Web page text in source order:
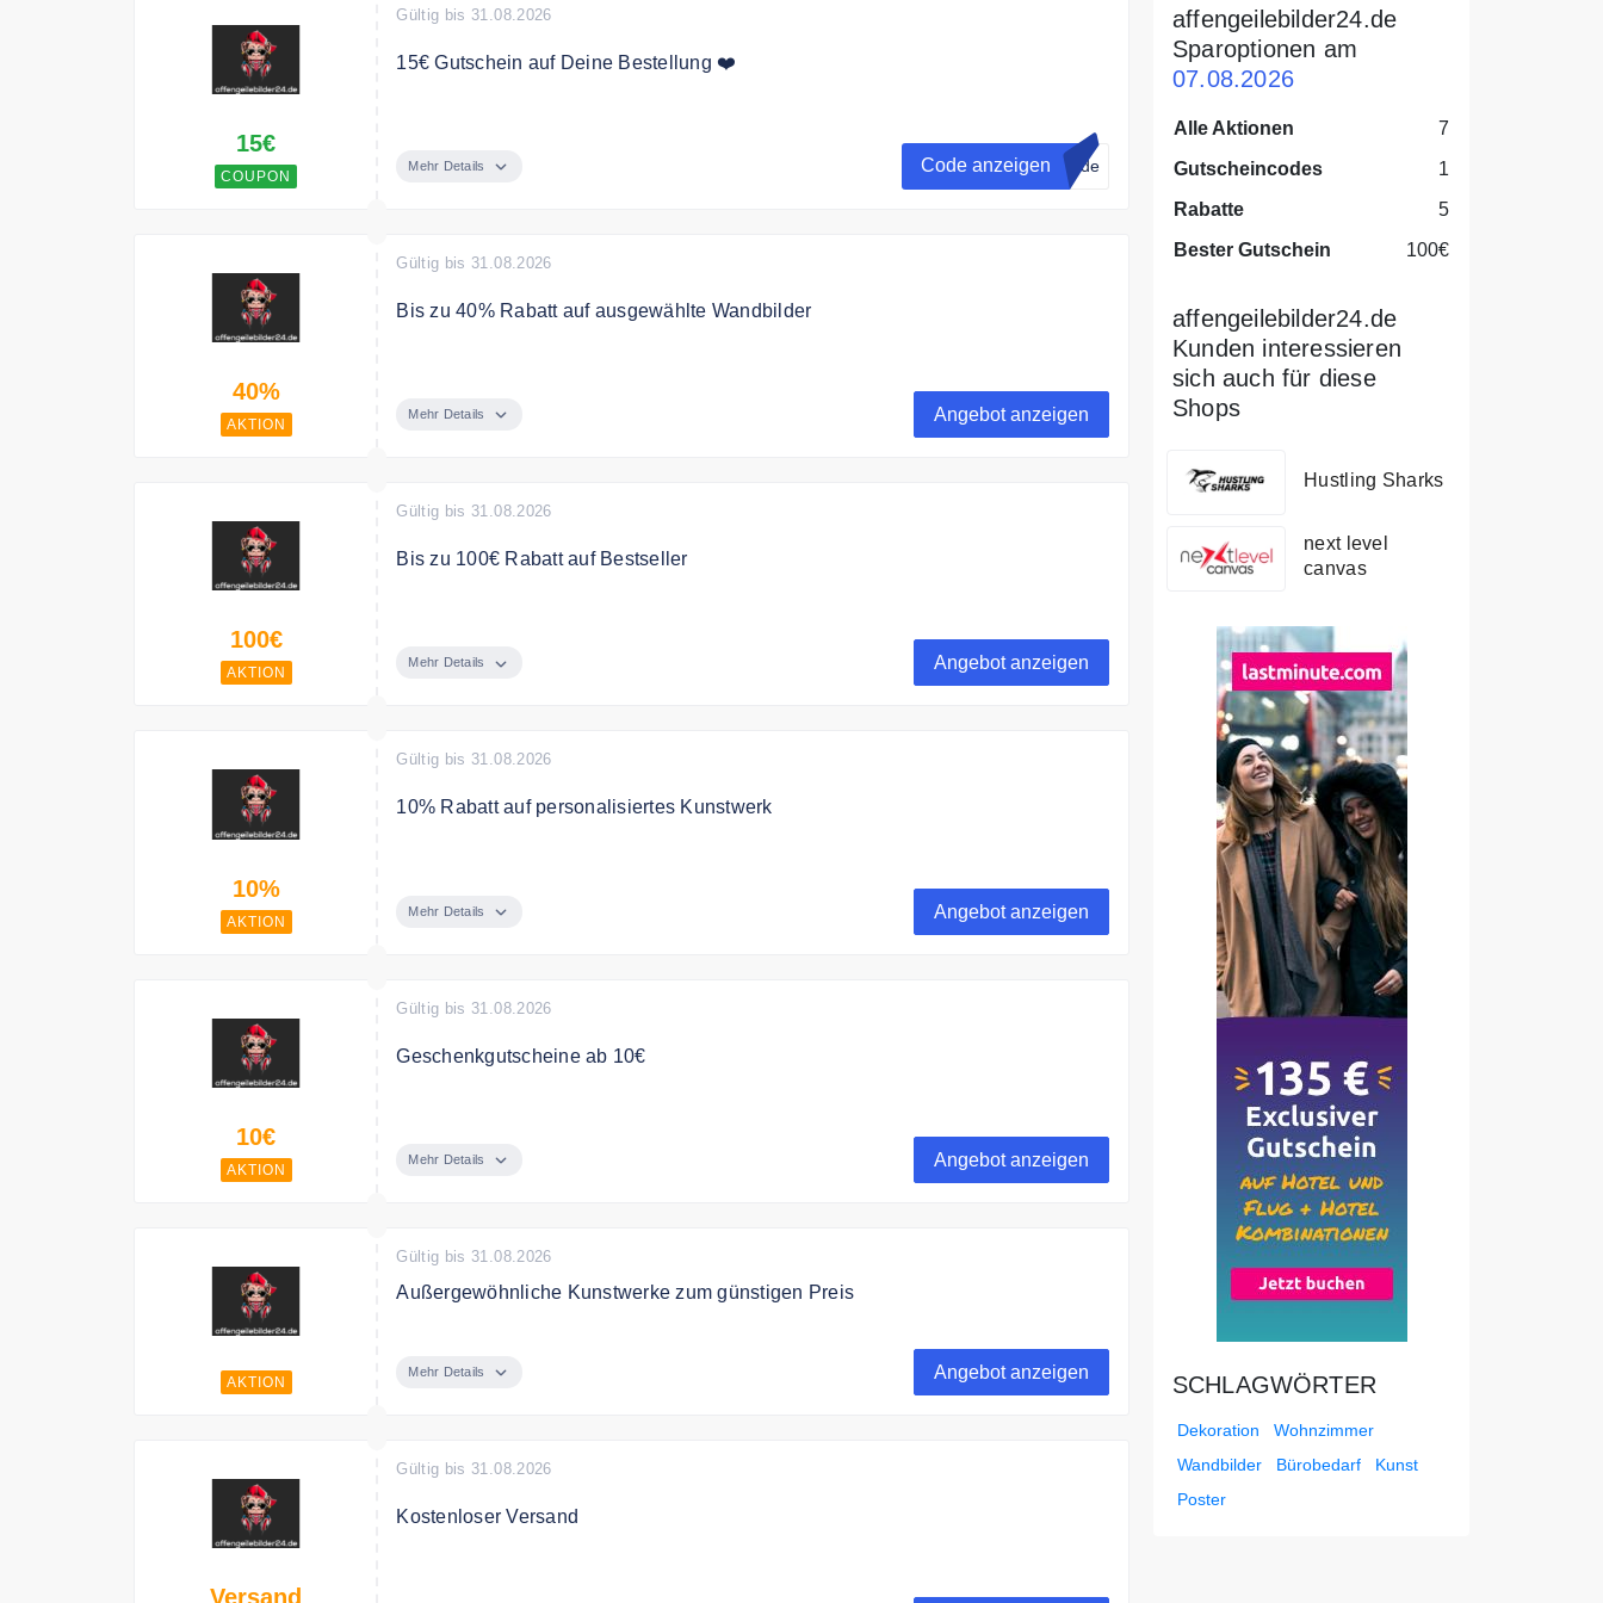
15€
COUPON
Gültig bis 31.08.2026
15€ Gutschein auf Deine Bestellung ❤️
Mehr Details Code anzeigen 4.de
40%
AKTION
Gültig bis 31.08.2026
Bis zu 40% Rabatt auf ausgewählte Wandbilder
Mehr Details Angebot anzeigen
100€
AKTION
Gültig bis 31.08.2026
Bis zu 100€ Rabatt auf Bestseller
Mehr Details Angebot anzeigen
10%
AKTION
Gültig bis 31.08.2026
10% Rabatt auf personalisiertes Kunstwerk
Mehr Details Angebot anzeigen
10€
AKTION
Gültig bis 31.08.2026
Geschenkgutscheine ab 10€
Mehr Details Angebot anzeigen
AKTION
Gültig bis 31.08.2026
Außergewöhnliche Kunstwerke zum günstigen Preis
Mehr Details Angebot anzeigen
Versand
Gültig bis 31.08.2026
Kostenloser Versand
affengeilebilder24.de
Sparoptionen am
07.08.2026
Alle Aktionen
7
Gutscheincodes
1
Rabatte
5
Bester Gutschein
100€
affengeilebilder24.de
Kunden interessieren
sich auch für diese
Shops
Hustling Sharks
next level
canvas
SCHLAGWÖRTER
Dekoration
Wohnzimmer
Wandbilder
Bürobedarf
Kunst
Poster